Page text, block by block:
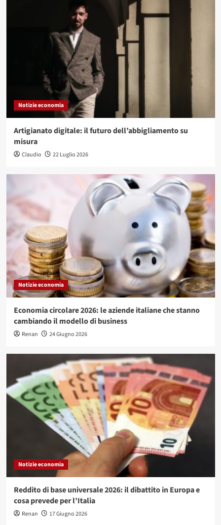
Notizie economia
Artigianato digitale: il futuro dell’abbigliamento su
misura
Claudio 22 Luglio 2026
Notizie economia
Economia circolare 2026: le aziende italiane che stanno
cambiando il modello di business
Renan 24 Giugno 2026
Notizie economia
Reddito di base universale 2026: il dibattito in Europa e
cosa prevede per l’Italia
Renan 17 Giugno 2026